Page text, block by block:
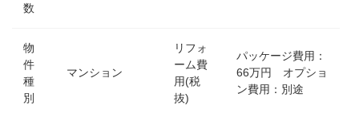
数
物
件
種
別
マンション
リフォ
ーム費
用(税
抜)
パッケージ費用：
66万円 オプショ
ン費用：別途